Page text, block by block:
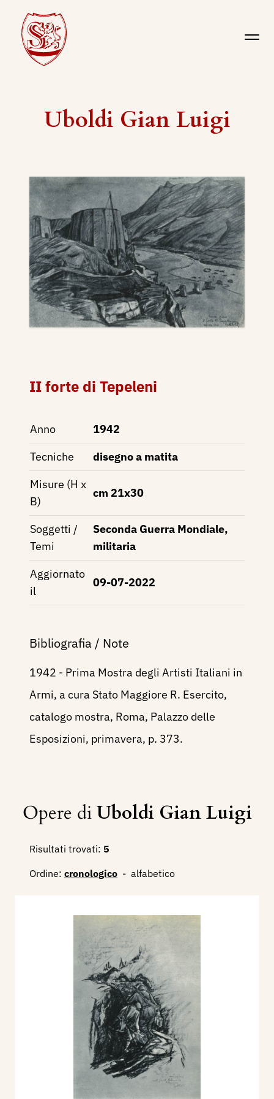
Uboldi Gian Luigi
II forte di Tepeleni
Anno
1942
Tecniche
disegno a matita
Misure (H x
B)
cm 21x30
Soggetti /
Temi
Seconda Guerra Mondiale,
militaria
Aggiornato
il
09-07-2022
Bibliografia / Note
1942 - Prima Mostra degli Artisti Italiani in
Armi, a cura Stato Maggiore R. Esercito,
catalogo mostra, Roma, Palazzo delle
Esposizioni, primavera, p. 373.
Opere diUboldi Gian Luigi
Risultati trovati: 5
Ordine: cronologico - alfabetico